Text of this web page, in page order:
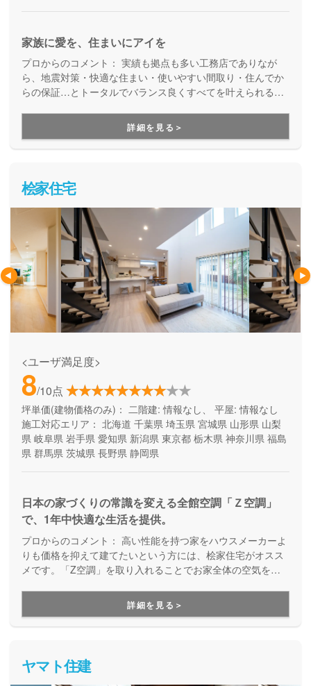
家族に愛を、住まいにアイを
プロからのコメント： 実績も拠点も多い工務店でありなが
ら、地震対策・快適な住まい・使いやすい間取り・住んでか
らの保証…とトータルでバランス良くすべてを叶えられる家
用できる間取り提案も得意なので、末長く安心して暮らせる
住まいをお求めの方、安心できるプロにまるっとお任せした
い方にもお勧めしています。
詳細を見る＞
桧家住宅
<ユーザ満足度>
8/10点
坪単価(建物価格のみ)： 二階建: 情報なし、 平屋: 情報なし
施工対応エリア： 北海道 千葉県 埼玉県 宮城県 山形県 山梨
県 岐阜県 岩手県 愛知県 新潟県 東京都 栃木県 神奈川県 福島
県 群馬県 茨城県 長野県 静岡県
日本の家づくりの常識を変える全館空調「Ｚ空調」
で、1年中快適な生活を提供。
プロからのコメント： 高い性能を持つ家をハウスメーカーよ
りも価格を抑えて建てたいという方には、桧家住宅がオスス
メです。「Z空調」を取り入れることでお家全体の空気を循
まいづくりをしています。Z空調の性能を体験できる施設も
あるので、体験した上で納得してお家づくりを進めることが
出来ます。是非一度、実際に足を運んで体験してみてくださ
詳細を見る＞
ヤマト住建